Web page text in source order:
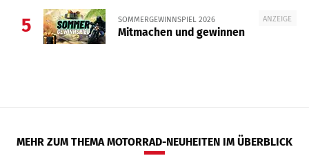
5 ANZEIGE
SOMMERGEWINNSPIEL 2026
Mitmachen und gewinnen
MEHR ZUM THEMA MOTORRAD-NEUHEITEN IM ÜBERBLICK